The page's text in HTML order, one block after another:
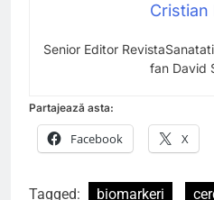
Cristian
Senior Editor
fan David
Partajează asta:
Facebook X
Tagged: biomarkeri